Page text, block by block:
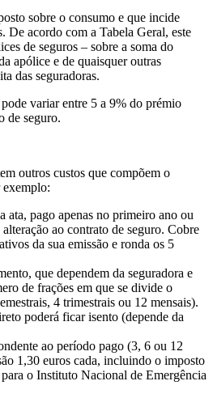
sobre o consumo e que incide
De acordo com a Tabela Geral, este
de seguros – sobre a soma do
apólice e de quaisquer outras
das seguradoras.
variar entre 5 a 9% do prémio
de seguro.
outros custos que compõem o
ata, pago apenas no primeiro ano ou
ao contrato de seguro. Cobre
da sua emissão e ronda os 5
que dependem da seguradora e
de frações em que se divide o
4 trimestrais ou 12 mensais).
poderá ficar isento (depende da
ao período pago (3, 6 ou 12
1,30 euros cada, incluindo o imposto
o Instituto Nacional de Emergência